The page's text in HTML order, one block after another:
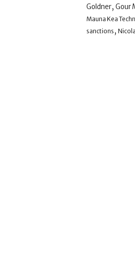
Goldner, Gour
Mauna Kea
sanctions ,